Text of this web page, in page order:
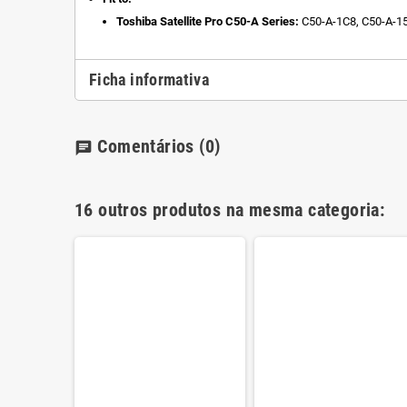
Toshiba Satellite Pro C50-A Series: C50-A-1C8, C50-A-
Ficha informativa
chat Comentários (0)
16 outros produtos na mesma categoria: